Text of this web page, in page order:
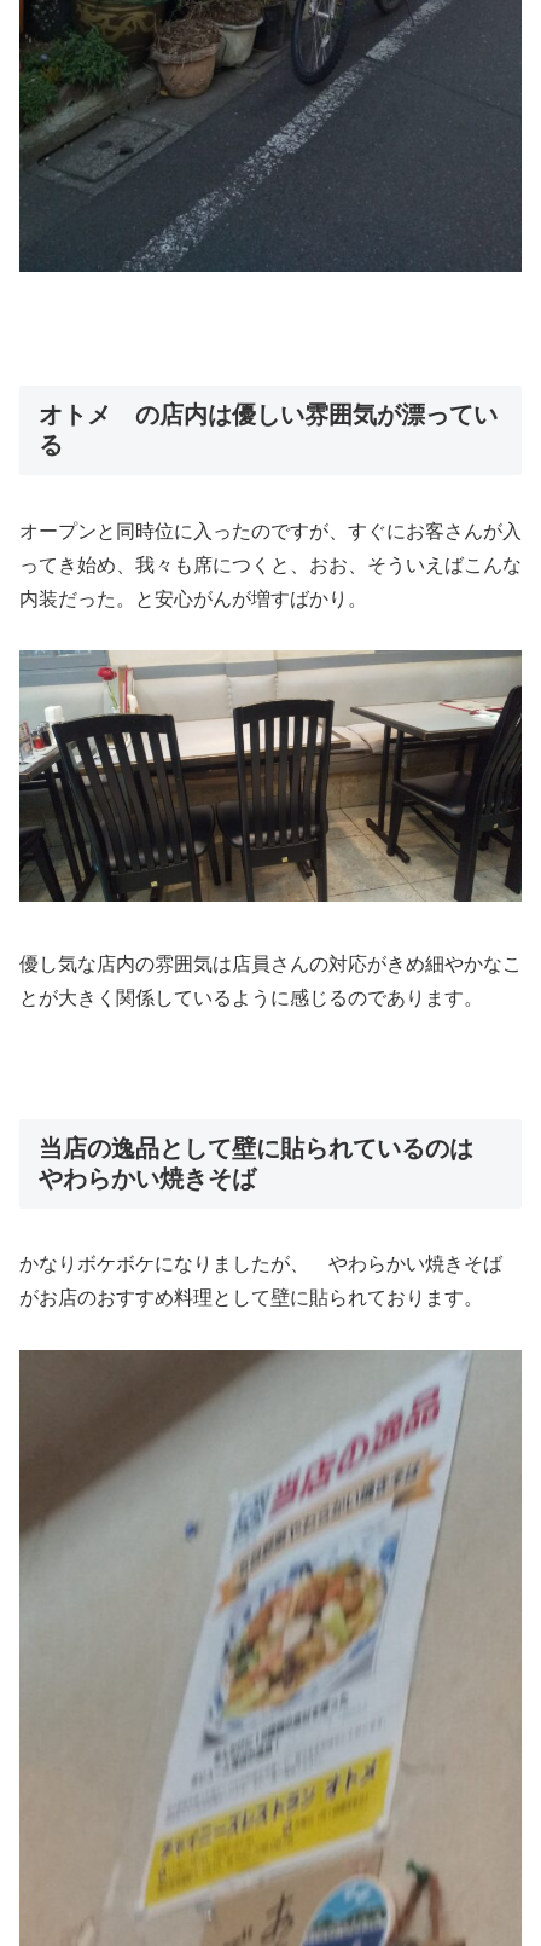
オトメ の店内は優しい雰囲気が漂ってい
る
オープンと同時位に入ったのですが、すぐにお客さんが入
ってき始め、我々も席につくと、おお、そういえばこんな
内装だった。と安心がんが増すばかり。
優し気な店内の雰囲気は店員さんの対応がきめ細やかなこ
とが大きく関係しているように感じるのであります。
当店の逸品として壁に貼られているのは
やわらかい焼きそば
かなりボケボケになりましたが、 やわらかい焼きそば
がお店のおすすめ料理として壁に貼られております。